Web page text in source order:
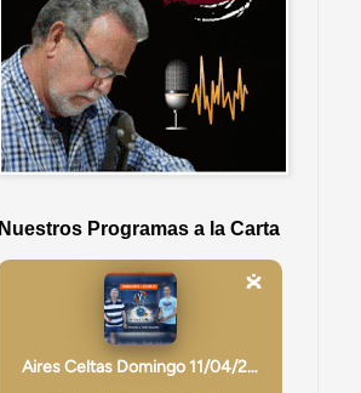
Nuestros Programas a la Carta